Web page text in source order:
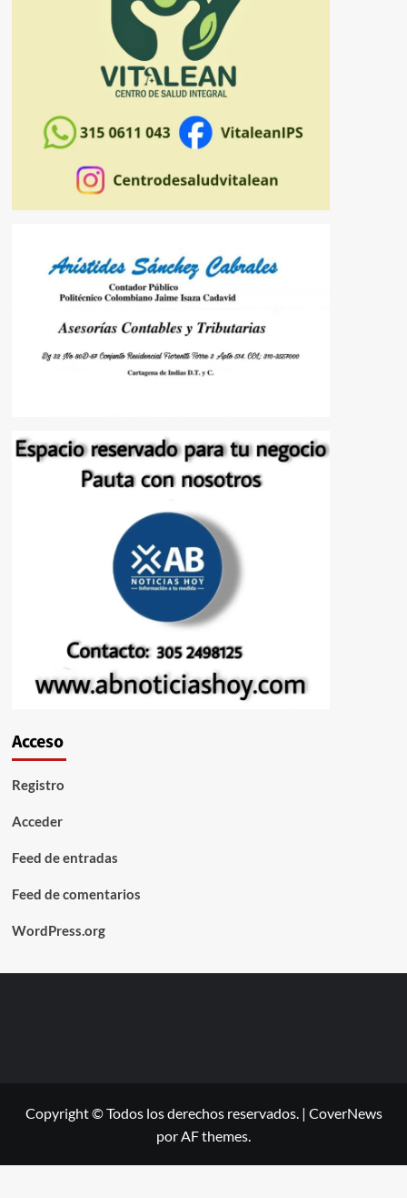
Acceso
Registro
Acceder
Feed de entradas
Feed de comentarios
WordPress.org
Copyright © Todos los derechos reservados. | CoverNews
por AF themes.